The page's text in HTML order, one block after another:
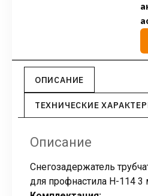
ОПИСАНИЕ
ТЕХНИЧЕСКИЕ
Описание
Снегозадержатель
для профнастила Н-114 3